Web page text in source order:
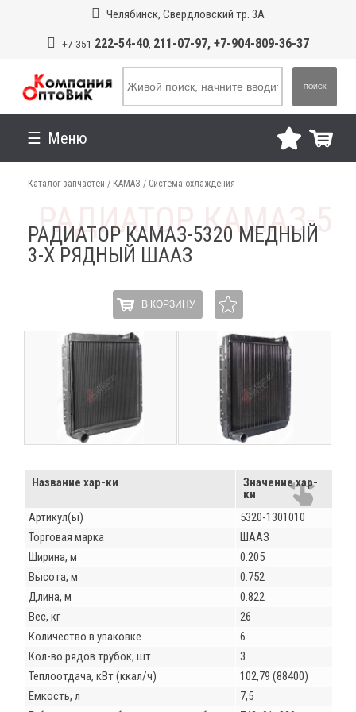
Челябинск, Свердловский тр. 3А
+7 351 222-54-40, 211-07-97, +7-904-809-36-37
ПОИСК
Меню
Каталог запчастей / КАМАЗ / Система охлаждения
РАДИАТОР КАМАЗ-5320 МЕДНЫЙ
3-Х РЯДНЫЙ ШААЗ
В КОРЗИНУ
Название хар-ки
Значение хар-
ки
Артикул(ы)
5320-1301010
Торговая марка
ШААЗ
Ширина, м
0.205
Высота, м
0.752
Длина, м
0.822
Вес, кг
26
Количество в упаковке
6
Кол-во рядов трубок, шт
3
Теплоотдача, кВт (ккал/ч)
102,79 (88400)
Емкость, л
7,5